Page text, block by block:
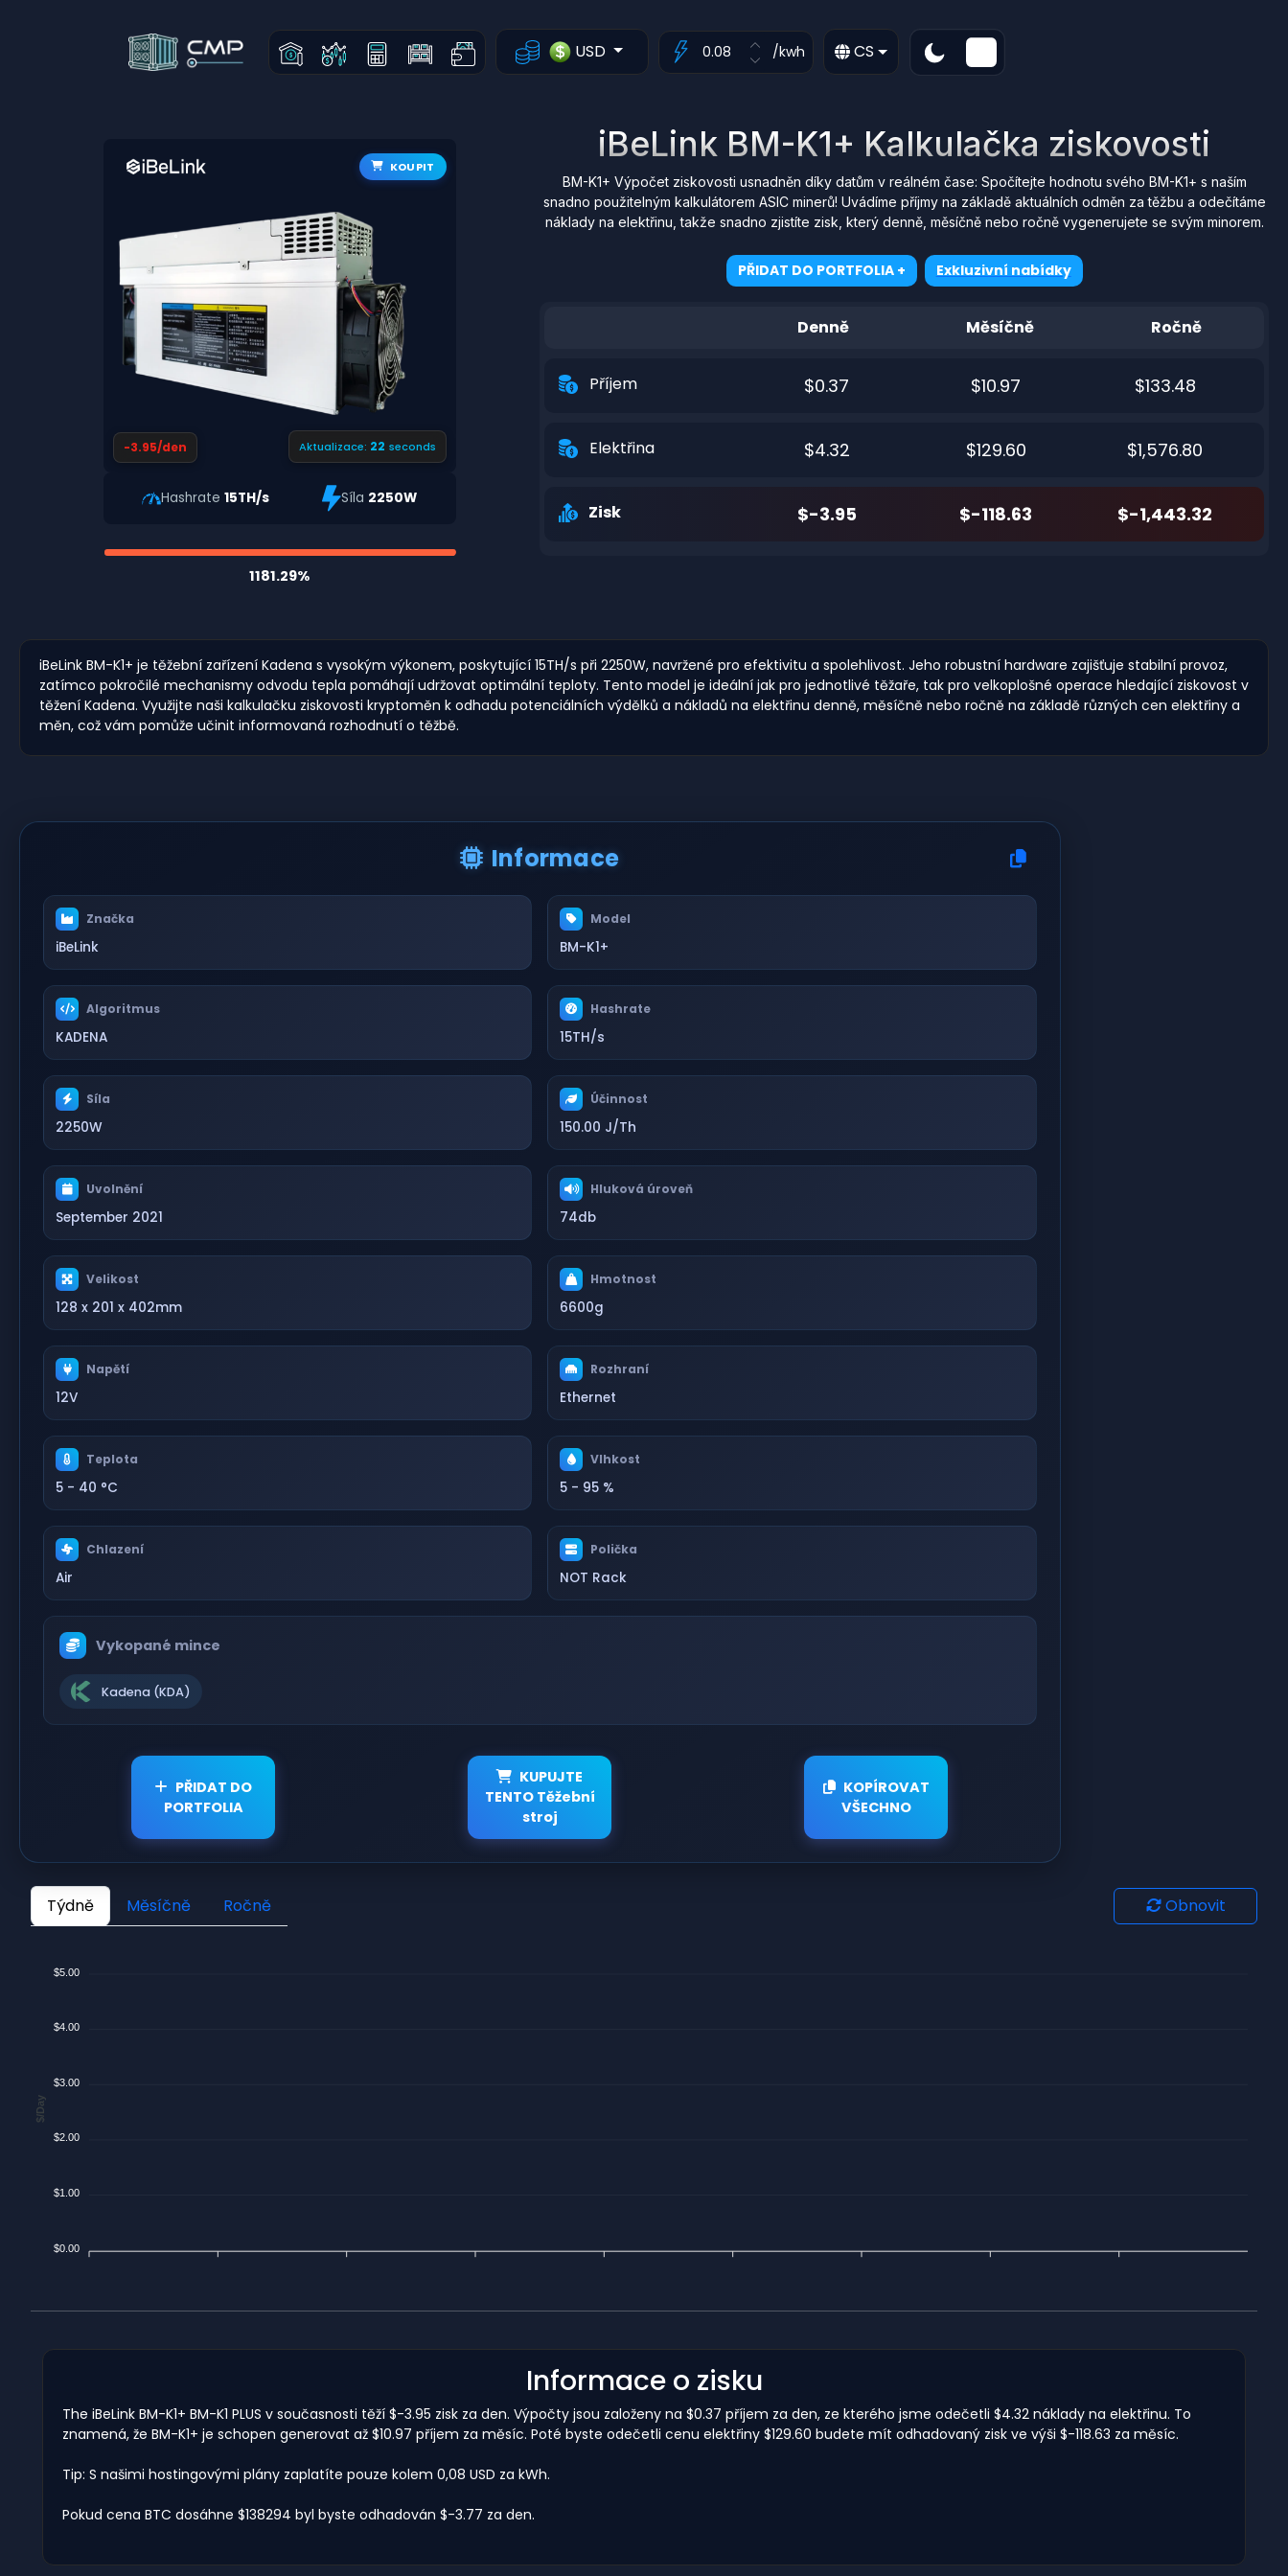
USD /kwh CS
KOUPIT
-3.95/den Aktualizace:21 seconds
Hashrate15TH/s Síla 2250W
1181.29%
iBeLink BM-K1+ Kalkulačka ziskovosti
BM-K1+ Výpočet ziskovosti usnadněn díky datům v reálném čase: Spočítejte hodnotu svého BM-K1+ s naším
snadno použitelným kalkulátorem ASIC minerů! Uvádíme příjmy na základě aktuálních odměn za těžbu a odečítáme
náklady na elektřinu, takže snadno zjistíte zisk, který denně, měsíčně nebo ročně vygenerujete se svým minorem.
PŘIDAT DO PORTFOLIA + Exkluzivní nabídky
Denně Měsíčně Ročně
Příjem $0.37 $10.97 $133.48
Elektřina $4.32 $129.60 $1,576.80
Zisk $-3.95 $-118.63 $-1,443.32
iBeLink BM-K1+ je těžební zařízení Kadena s vysokým výkonem, poskytující 15TH/s při 2250W, navržené pro efektivitu a spolehlivost. Jeho robustní hardware zajišťuje stabilní provoz,
zatímco pokročilé mechanismy odvodu tepla pomáhají udržovat optimální teploty. Tento model je ideální jak pro jednotlivé těžaře, tak pro velkoplošné operace hledající ziskovost v
těžení Kadena. Využijte naši kalkulačku ziskovosti kryptoměn k odhadu potenciálních výdělků a nákladů na elektřinu denně, měsíčně nebo ročně na základě různých cen elektřiny a
měn, což vám pomůže učinit informovaná rozhodnutí o těžbě.
Informace
Značka
iBeLink
Model
BM-K1+
Algoritmus
KADENA
Hashrate
15TH/s
Síla
2250W
Účinnost
150.00 J/Th
Uvolnění
September 2021
Hluková úroveň
74db
Velikost
128 x 201 x 402mm
Hmotnost
6600g
Napětí
12V
Rozhraní
Ethernet
Teplota
5 - 40 °C
Vlhkost
5 - 95 %
Chlazení
Air
Polička
NOT Rack
Vykopané mince
Kadena (KDA)
PŘIDAT DO
PORTFOLIA
KUPUJTE
TENTO Těžební
stroj
KOPÍROVAT
VŠECHNO
Týdně Měsíčně Ročně Obnovit
$5.00
$4.00
$3.00
$2.00
$1.00
$0.00
$/Day
Informace o zisku
The iBeLink BM-K1+ BM-K1 PLUS v současnosti těží $-3.95 zisk za den. Výpočty jsou založeny na $0.37 příjem za den, ze kterého jsme odečetli $4.32 náklady na elektřinu. To
znamená, že BM-K1+ je schopen generovat až $10.97 příjem za měsíc. Poté byste odečetli cenu elektřiny $129.60 budete mít odhadovaný zisk ve výši $-118.63 za měsíc.
Tip: S našimi hostingovými plány zaplatíte pouze kolem 0,08 USD za kWh.
Pokud cena BTC dosáhne $138294 byl byste odhadován $-3.77 za den.